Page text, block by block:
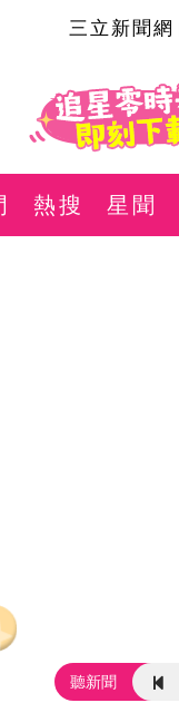
三立新聞網
熱搜 星聞
聽新聞